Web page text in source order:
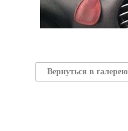
Вернуться в галерею